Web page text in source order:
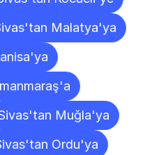
Malatya'ya
Muğla'ya
Ordu'ya